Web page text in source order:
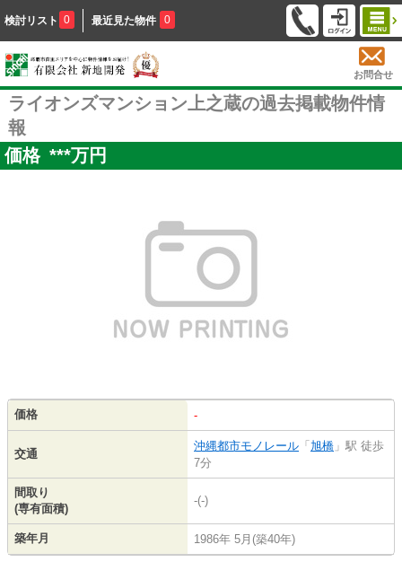
検討リスト 0 最近見た物件 0
お問合せ
ライオンズマンション上之蔵の過去掲載物件情
報
価格 ***万円
価格 -
交通
沖縄都市モノレール 「 旭橋 」駅 徒歩
7分
間取り
(専有面積)
-(-)
築年月 1986年 5月(築40年)